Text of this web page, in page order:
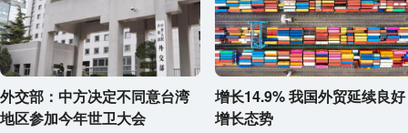
外交部：中方决定不同意台湾
地区参加今年世卫大会
增长14.9% 我国外贸延续良好
增长态势